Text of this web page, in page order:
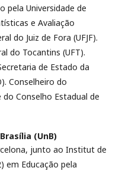
pela Universidade de
e Avaliação
do Juiz de Fora (UFJF).
do Tocantins (UFT).
de Estado da
Conselheiro do
do Conselho Estadual de
(UnB)
junto ao Institut de
em Educação pela